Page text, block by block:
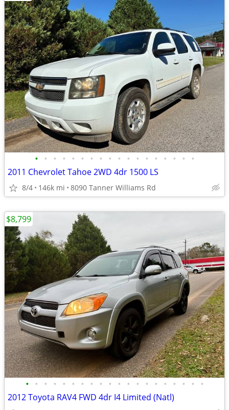
• • • • • • • • • • • • • • • • • •
2011 Chevrolet Tahoe 2WD 4dr 1500 LS
8/4 146k mi 8090 Tanner Williams Rd
• • • • • • • • • • • • • • • • • • • •
2012 Toyota RAV4 FWD 4dr I4 Limited (Natl)
$8,799